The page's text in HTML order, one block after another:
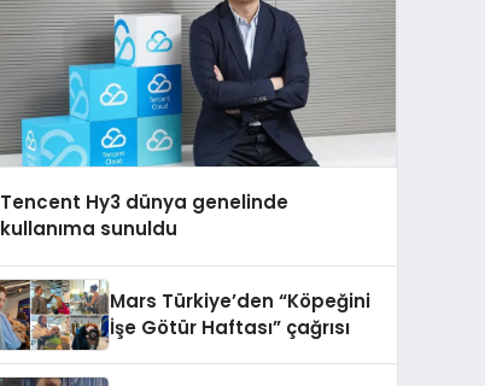
Tencent Hy3 dünya genelinde
kullanıma sunuldu
Mars Türkiye’den “Köpeğini
İşe Götür Haftası” çağrısı